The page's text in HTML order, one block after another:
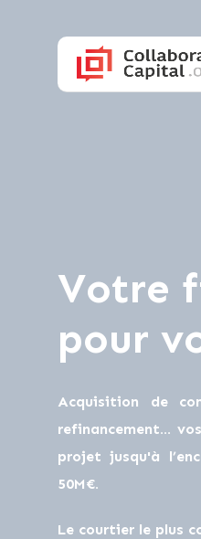
Votre
pour
Acquisition de
refinancement…
projet jusqu'à
50M€.
Le courtier le plus
0
1